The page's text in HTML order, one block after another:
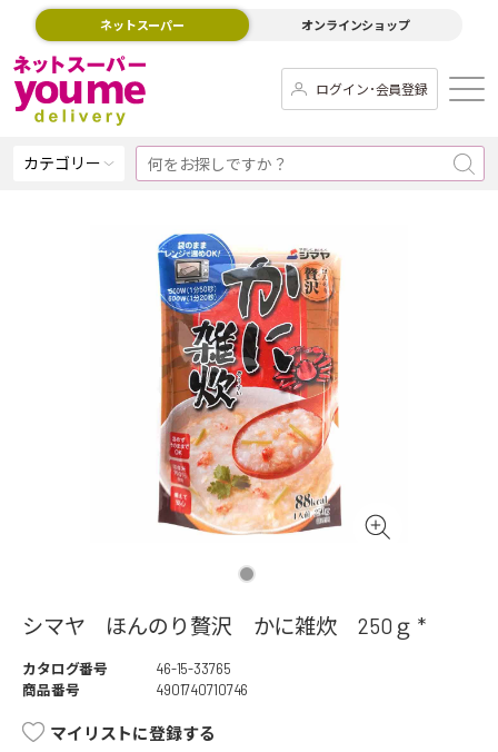
ネットスーパー オンラインショップ
ログイン･会員登録
カテゴリー
シマヤ ほんのり贅沢 かに雑炊 250ｇ *
カタログ番号
46-15-33765
商品番号
4901740710746
マイリストに登録する